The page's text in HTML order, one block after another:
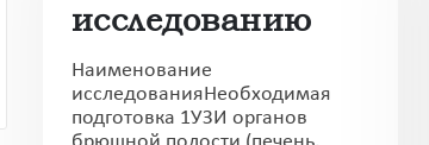
исследованию
Наименование
исследованияНеобходимая
подготовка 1УЗИ органов